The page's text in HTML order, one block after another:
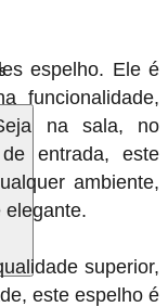
espelho. Ele é
funcionalidade,
na sala, no
entrada, este
ambiente,
elegante.
superior,
este espelho é